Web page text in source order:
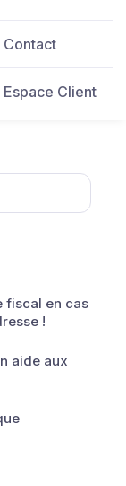
Contact
Espace Client
fiscal en cas
!
aide aux